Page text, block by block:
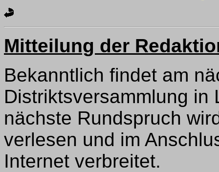
Mitteilung der
Bekanntlich findet am
Distriktsversammlung in
nächste Rundspruch
verlesen und im
Internet verbreitet.